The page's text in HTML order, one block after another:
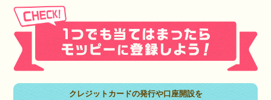
クレジットカードの発行や口座開設を